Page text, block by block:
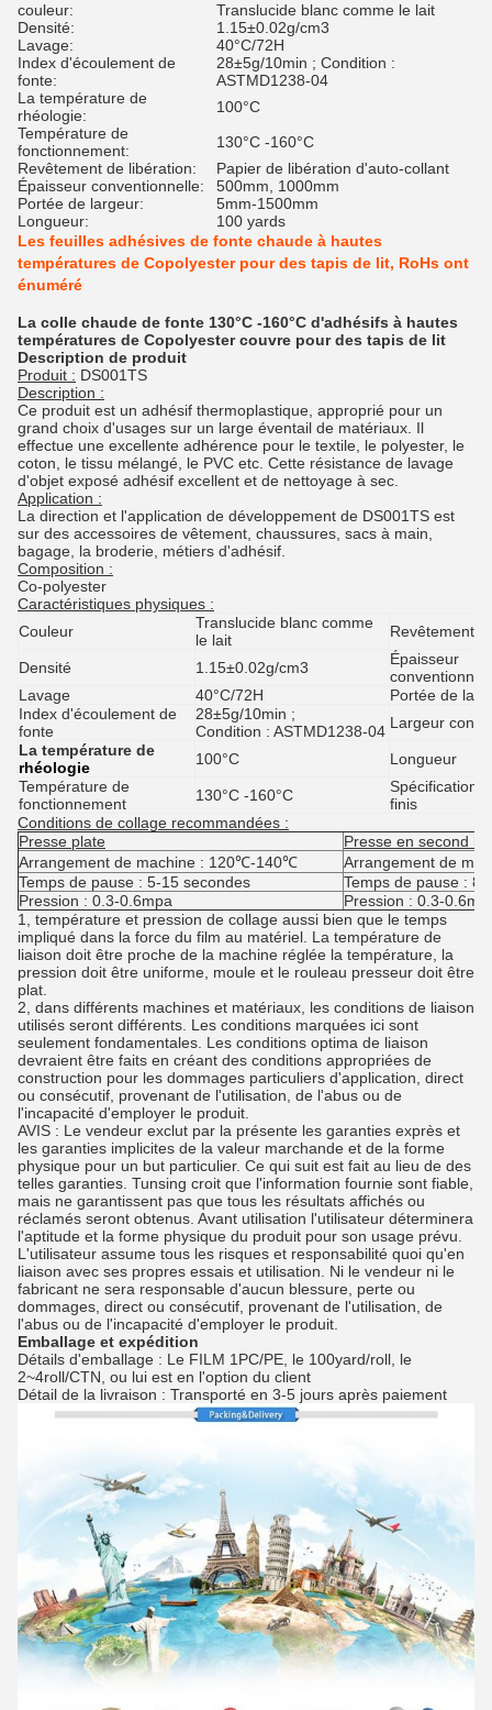
couleur:
Translucide blanc comme le lait
Densité:
1.15±0.02g/cm3
Lavage:
40°C/72H
Index d'écoulement de
fonte:
28±5g/10min ; Condition :
ASTMD1238-04
La température de
rhéologie:
100°C
Température de
fonctionnement:
130°C -160°C
Revêtement de libération:
Papier de libération d'auto-collant
Épaisseur conventionnelle:
500mm, 1000mm
Portée de largeur:
5mm-1500mm
Longueur:
100 yards
Les feuilles adhésives de fonte chaude à hautes
températures de Copolyester pour des tapis de lit, RoHs ont
énuméré
La colle chaude de fonte 130°C -160°C d'adhésifs à hautes
températures de Copolyester couvre pour des tapis de lit
Description de produit
Produit : DS001TS
Description :
Ce produit est un adhésif thermoplastique, approprié pour un
grand choix d'usages sur un large éventail de matériaux. Il
effectue une excellente adhérence pour le textile, le polyester, le
coton, le tissu mélangé, le PVC etc. Cette résistance de lavage
d'objet exposé adhésif excellent et de nettoyage à sec.
Application :
La direction et l'application de développement de DS001TS est
sur des accessoires de vêtement, chaussures, sacs à main,
bagage, la broderie, métiers d'adhésif.
Composition :
Co-polyester
Caractéristiques physiques :
Couleur
Translucide blanc comme
le lait
Revêtement
Densité 1.15±0.02g/cm3
Épaisseur
Lavage
40°C/72H
Portée de
Index d'écoulement de
fonte
28±5g/10min ;
Condition : ASTMD1238-04 Largeur
La température de
rhéologie
100°C
Longueur
Température de
fonctionnement
130°C -160°C
Spécifications
finis
Conditions de collage recommandées :
Presse plate
Presse en second
Arrangement de machine : 120℃-140℃
Arrangement de
Temps de pause : 5-15 secondes Temps de pause : 8-
Pression : 0.3-0.6mpa Pression : 0.3-
1, température et pression de collage aussi bien que le temps
impliqué dans la force du film au matériel. La température de
liaison doit être proche de la machine réglée la température, la
pression doit être uniforme, moule et le rouleau presseur doit être
plat.
2, dans différents machines et matériaux, les conditions de liaison
utilisés seront différents. Les conditions marquées ici sont
seulement fondamentales. Les conditions optima de liaison
devraient être faits en créant des conditions appropriées de
construction pour les dommages particuliers d'application, direct
ou consécutif, provenant de l'utilisation, de l'abus ou de
l'incapacité d'employer le produit.
AVIS : Le vendeur exclut par la présente les garanties exprès et
les garanties implicites de la valeur marchande et de la forme
physique pour un but particulier. Ce qui suit est fait au lieu de des
telles garanties. Tunsing croit que l'information fournie sont fiable,
mais ne garantissent pas que tous les résultats affichés ou
réclamés seront obtenus. Avant utilisation l'utilisateur déterminera
l'aptitude et la forme physique du produit pour son usage prévu.
L'utilisateur assume tous les risques et responsabilité quoi qu'en
liaison avec ses propres essais et utilisation. Ni le vendeur ni le
fabricant ne sera responsable d'aucun blessure, perte ou
dommages, direct ou consécutif, provenant de l'utilisation, de
l'abus ou de l'incapacité d'employer le produit.
Emballage et expédition
Détails d'emballage : Le FILM 1PC/PE, le 100yard/roll, le
2~4roll/CTN, ou lui est en l'option du client
Détail de la livraison : Transporté en 3-5 jours après paiement